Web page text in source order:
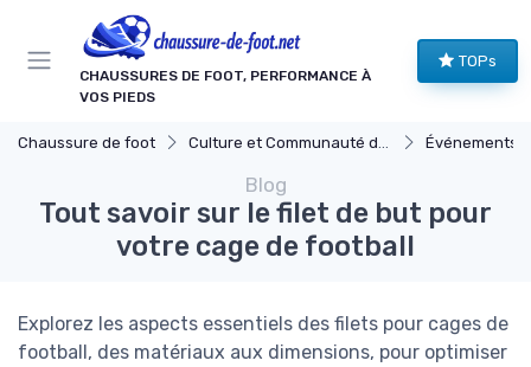
CHAUSSURES DE FOOT, PERFORMANCE À
VOS PIEDS
TOPs
Chaussure de foot Culture et Communauté du Football Événements
Blog
Tout savoir sur le filet de but pour
votre cage de football
Explorez les aspects essentiels des filets pour cages de
football, des matériaux aux dimensions, pour optimiser
Panneau de gestion des cookies